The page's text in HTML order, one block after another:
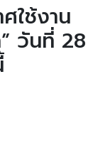
ใช้งาน
วันที่ 28